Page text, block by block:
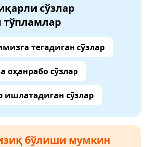
сўзлар
тегадиган сўзлар
оҳанрабо сўзлар
ишлатадиган сўзлар
бўлиши мумкин